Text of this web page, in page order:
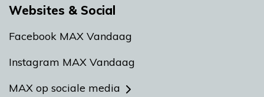
Websites & Social
Facebook MAX Vandaag
Instagram MAX Vandaag
MAX op sociale media